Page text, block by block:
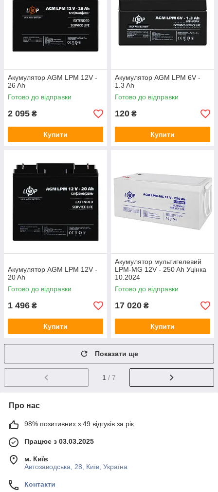
Акумулятор AGM LPM 12V -
26 Ah
Готово до відправки
2 095 ₴
Купити
Акумулятор AGM LPM 6V -
1.3 Ah
Готово до відправки
120 ₴
Купити
Акумулятор AGM LPM 12V -
20 Ah
Готово до відправки
1 496 ₴
Купити
Акумулятор мультигелевий
LPM-MG 12V - 250 Ah Уцінка
10.2024
Готово до відправки
17 020 ₴
Купити
Показати ще
1 / 7
Про нас
98% позитивних з 49 відгуків за рік
Працює з 03.03.2025
м. Київ
Автозаводська, 28, Київ, Україна
Контакти